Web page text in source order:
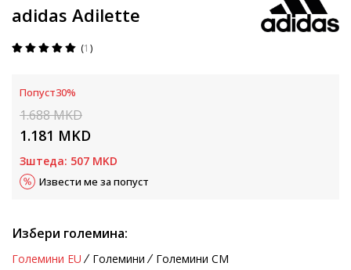
adidas Adilette
1
Попуст30%
1.688MKD
1.181 MKD
Зштеда: 507 MKD
Извести ме за попуст
Избери големина:
Големини EU Големини Големини CM